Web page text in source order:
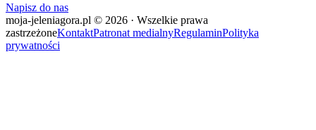
Napisz do nas
moja-jeleniagora.pl © 2026 · Wszelkie prawa
zastrzeżoneKontaktPatronat medialnyRegulaminPolityka
prywatności